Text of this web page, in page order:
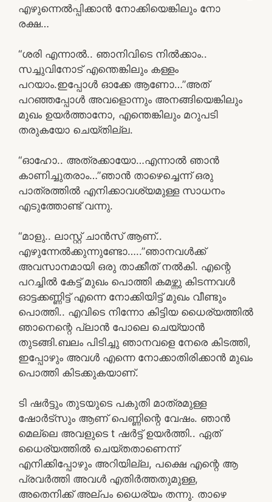
എഴുന്നെൽപ്പിക്കാൻ നോക്കിയെങ്കിലും നോ
രക്ഷ…
“ശരി എന്നാൽ.. ഞാനിവിടെ നിൽക്കാം..
സച്ചുവിനോട് എന്തെങ്കിലും കള്ളം
പറയാം.ഇപ്പോൾ ഓക്കേ ആണോ…”അത്
പറഞ്ഞപ്പോൾ അവളൊന്നും അനങ്ങിയെങ്കിലും
മുഖം ഉയർത്താനോ, എന്തെങ്കിലും മറുപടി
തരുകയോ ചെയ്തില്ല.
“ഓഹോ.. അത്രക്കായോ…എന്നാൽ ഞാൻ
കാണിച്ചുതരാം…”ഞാൻ താഴെച്ചെന്ന് ഒരു
പാത്രത്തിൽ എനിക്കാവശ്യമുള്ള സാധനം
എടുത്തോണ്ട് വന്നു.
“മാളു.. ലാസ്റ്റ് ചാൻസ് ആണ്..
എഴുന്നേൽക്കുന്നുണ്ടോ…..”ഞാനവൾക്ക്
അവസാനമായി ഒരു താക്കീത് നൽകി. എന്റെ
പറച്ചിൽ കേട്ട് മുഖം പൊത്തി കമഴ്ന്നു കിടന്നവൾ
ഓട്ടക്കണ്ണിട്ട് എന്നെ നോക്കിയിട്ട് മുഖം വീണ്ടും
പൊത്തി.. എവിടെ നിന്നോ കിട്ടിയ ധൈര്യത്തിൽ
ഞാനെന്റെ പ്ലാൻ പോലെ ചെയ്യാൻ
തുടങ്ങി.ബലം പിടിച്ചു ഞാനവളെ നേരെ കിടത്തി,
ഇപ്പോഴും അവൾ എന്നെ നോക്കാതിരിക്കാൻ മുഖം
പൊത്തി കിടക്കുകയാണ്.
ടി ഷർട്ടും തുടയുടെ പകുതി മാത്രമുള്ള
ഷോർട്സും ആണ് പെണ്ണിന്റെ വേഷം. ഞാൻ
മെല്ലെ അവളുടെ t ഷർട്ട്‌ ഉയർത്തി.. ഏത്
ധൈര്യത്തിൽ ചെയ്തതാണെന്ന്
എനിക്കിപ്പോഴും അറിയില്ല, പക്ഷെ എന്റെ ആ
പ്രവർത്തി അവൾ എതിർത്തതുമുള്ള,
അതെനിക്ക് അല്പം ധൈര്യം തന്നു. താഴെ